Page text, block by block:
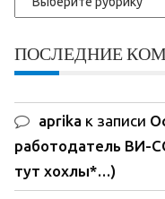
ПОСЛЕДНИЕ
aprika к записи
работодатель ВИ-
тут хохлы*…)